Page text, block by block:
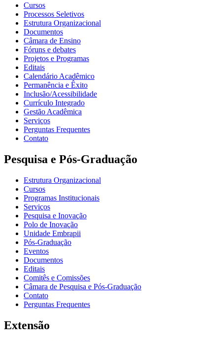
Cursos
Processos Seletivos
Estrutura Organizacional
Documentos
Câmara de Ensino
Fóruns e debates
Projetos e Programas
Editais
Calendário Acadêmico
Permanência e Êxito
Inclusão/Acessibilidade
Currículo Integrado
Gestão Acadêmica
Serviços
Perguntas Frequentes
Contato
Pesquisa e Pós-Graduação
Estrutura Organizacional
Cursos
Programas Institucionais
Serviços
Pesquisa e Inovação
Polo de Inovação
Unidade Embrapii
Pós-Graduação
Eventos
Documentos
Editais
Comitês e Comissões
Câmara de Pesquisa e Pós-Graduação
Contato
Perguntas Frequentes
Extensão